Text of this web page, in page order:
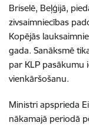
Briselē, Beļģijā,
zivsaimniecības
Kopējās
gada. Sanāksmē
par KLP pasākumu
vienkāršošanu.
Ministri apsprieda
nākamajā periodā